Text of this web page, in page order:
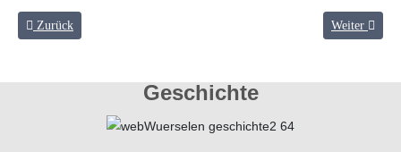
Geschichte
Vorheriger Beitrag: Ansichten und Bauwerke S. 13 - 19
Zurück Nächster
Weiter